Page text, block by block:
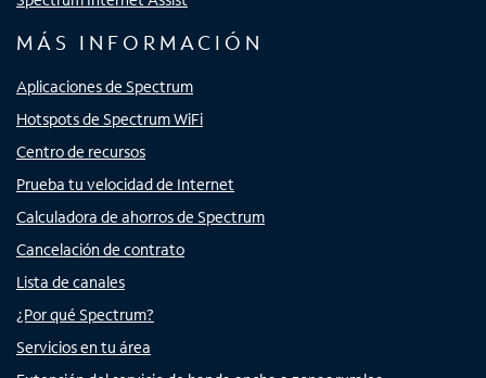
MÁS INFORMACIÓN
Aplicaciones de Spectrum
Hotspots de Spectrum WiFi
Centro de recursos
Prueba tu velocidad de Internet
Calculadora de ahorros de Spectrum
Cancelación de contrato
Lista de canales
¿Por qué Spectrum?
Servicios en tu área